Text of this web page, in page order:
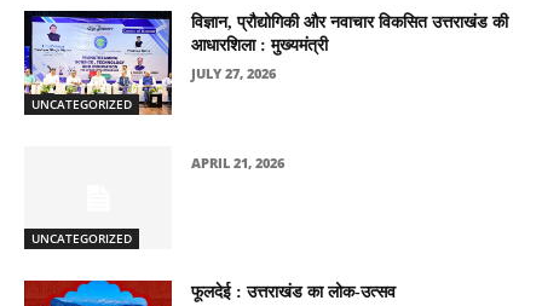
UNCATEGORIZED
विज्ञान, प्रौद्योगिकी और नवाचार विकसित उत्तराखंड की
आधारशिला : मुख्यमंत्री
JULY 27, 2026
UNCATEGORIZED
APRIL 21, 2026
फूलदेई : उत्तराखंड का लोक-उत्सव